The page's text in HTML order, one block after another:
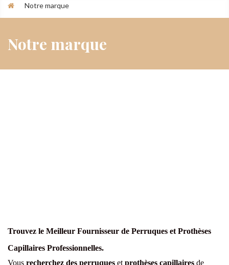
Notre marque
Notre marque
Trouvez le Meilleur Fournisseur de Perruques et Prothèses
Capillaires Professionnelles.
Vous recherchez des perruques et prothèses capillaires de